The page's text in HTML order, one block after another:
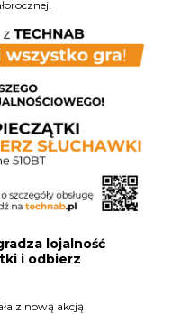
lojalność
i odbierz
z nową akcją